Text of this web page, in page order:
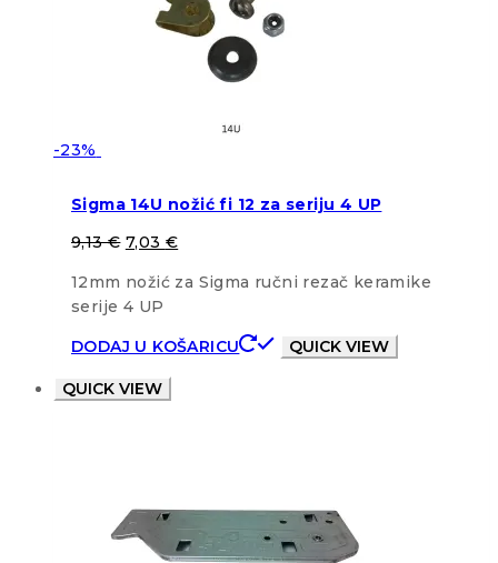
-23%
Sigma 14U nožić fi 12 za seriju 4 UP
9,13€ 7,03 €
12mm nožić za Sigma ručni rezač keramike
serije 4 UP
DODAJ U KOŠARICU
QUICK VIEW
QUICK VIEW